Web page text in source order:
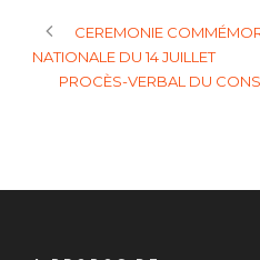
CEREMONIE
NATIONALE DU 14 JUILLET
PROCÈS-VERBAL DU